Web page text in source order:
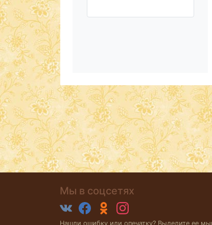
Мы в соцсетях
Нашли ошибку или опечатку? Выделите ее